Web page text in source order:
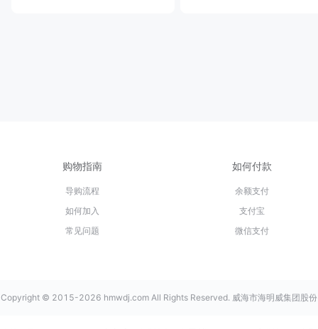
购物指南
导购流程
如何加入
常见问题
如何付款
余额支付
支付宝
微信支付
Copyright © 2015-2026 hmwdj.com All Rights Reserved. 威海市海明威集团股份